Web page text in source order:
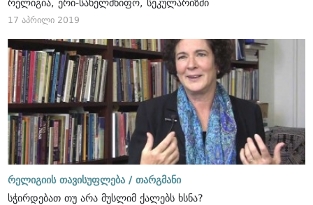
რელიგია, ერი-სახელმწიფო, სეკულარიზმი
17 აპრილი 2019
რელიგიის თავისუფლება / თარგმანი
სჭირდებათ თუ არა მუსლიმ ქალებს ხსნა?